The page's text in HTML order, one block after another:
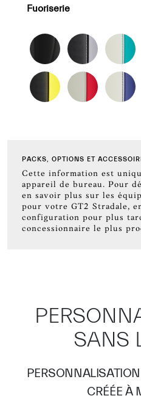
Fuoriserie
PACKS, OPTIONS ET
Cette information est
appareil de bureau. Pour
en savoir plus sur les
pour votre GT2 Stradale,
configuration pour plus
concessionnaire le plus
SANS
CRÉÉE À